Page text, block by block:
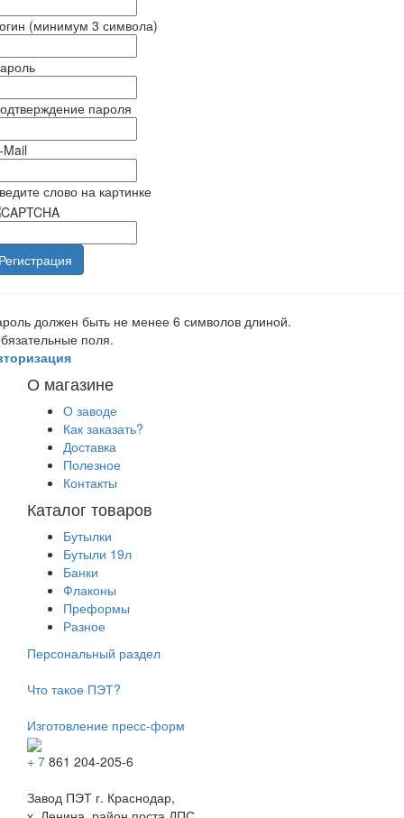
(минимум 3 символа)
пароля
Mail
слово на картинке
должен быть не менее 6 символов длиной.
поля.
О магазине
О заводе
Как заказать?
Доставка
Полезное
Контакты
Каталог товаров
Бутылки
Бутыли 19л
Банки
Флаконы
Преформы
Разное
Персональный раздел
Что такое ПЭТ?
Изготовление пресс-форм
+ 7 861 204-205-6
Завод ПЭТ г. Краснодар,